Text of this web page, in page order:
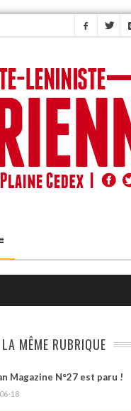
MÊME RUBRIQUE
Magazine N°27 est paru !
18